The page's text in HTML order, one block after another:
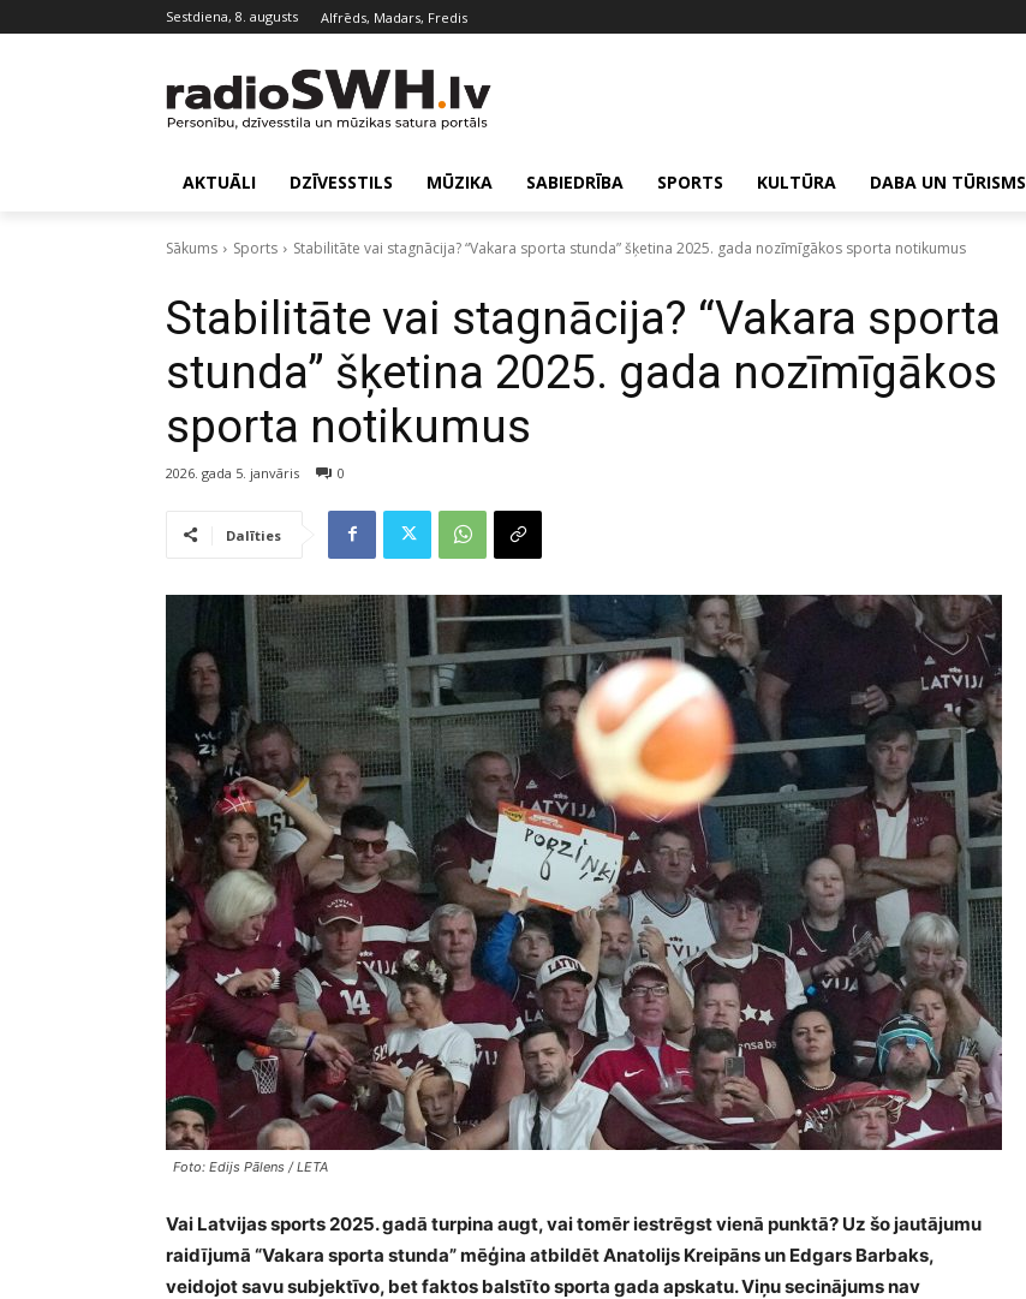
sestdiena, 8. augusts Alfrēds, Madars, Fredis
AKTUĀLI DZĪVESSTILS MŪZIKA SABIEDRĪBA SPORTS KULTŪRA DABA UN TŪRISMS
Sākums Sports Stabilitāte vai stagnācija? “Vakara sporta stunda” šķetina 2025. gada nozīmīgākos sporta notikumus
Stabilitāte vai stagnācija? “Vakara sporta
stunda” šķetina 2025. gada nozīmīgākos
sporta notikumus
2026. gada 5. janvāris 0
Dalīties
Foto: Edijs Pālens / LETA
Vai Latvijas sports 2025. gadā turpina augt, vai tomēr iestrēgst vienā punktā? Uz šo jautājumu
raidījumā “Vakara sporta stunda” mēģina atbildēt Anatolijs Kreipāns un Edgars Barbaks,
veidojot savu subjektīvo, bet faktos balstīto sporta gada apskatu. Viņu secinājums nav